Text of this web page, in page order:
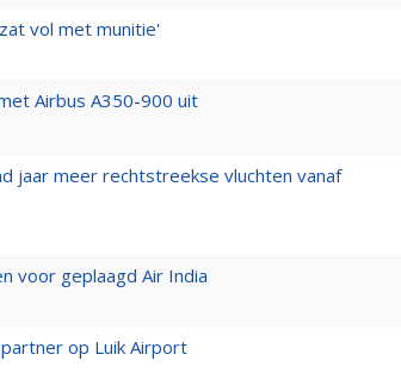
vol met munitie'
Airbus A350-900 uit
jaar meer rechtstreekse vluchten vanaf
voor geplaagd Air India
op Luik Airport